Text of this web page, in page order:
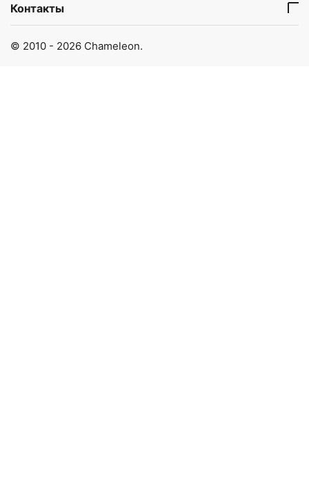
Контакты
© 2010 - 2026 Chameleon.